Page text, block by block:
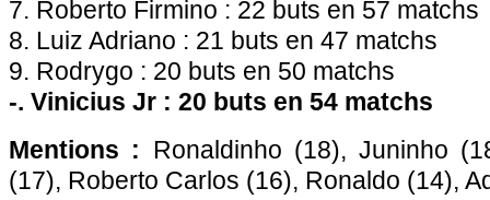
7. Roberto Firmino : 22 buts en 57 matchs
8. Luiz Adriano : 21 buts en 47 matchs
9. Rodrygo : 20 buts en 50 matchs
-. Vinicius Jr : 20 buts en 54 matchs
Mentions : Ronaldinho (18), Juninho
(17), Roberto Carlos (16), Ronaldo (14),